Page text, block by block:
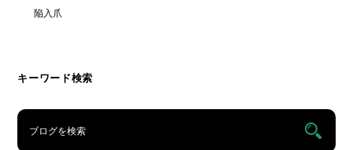
陥入爪
キーワード検索